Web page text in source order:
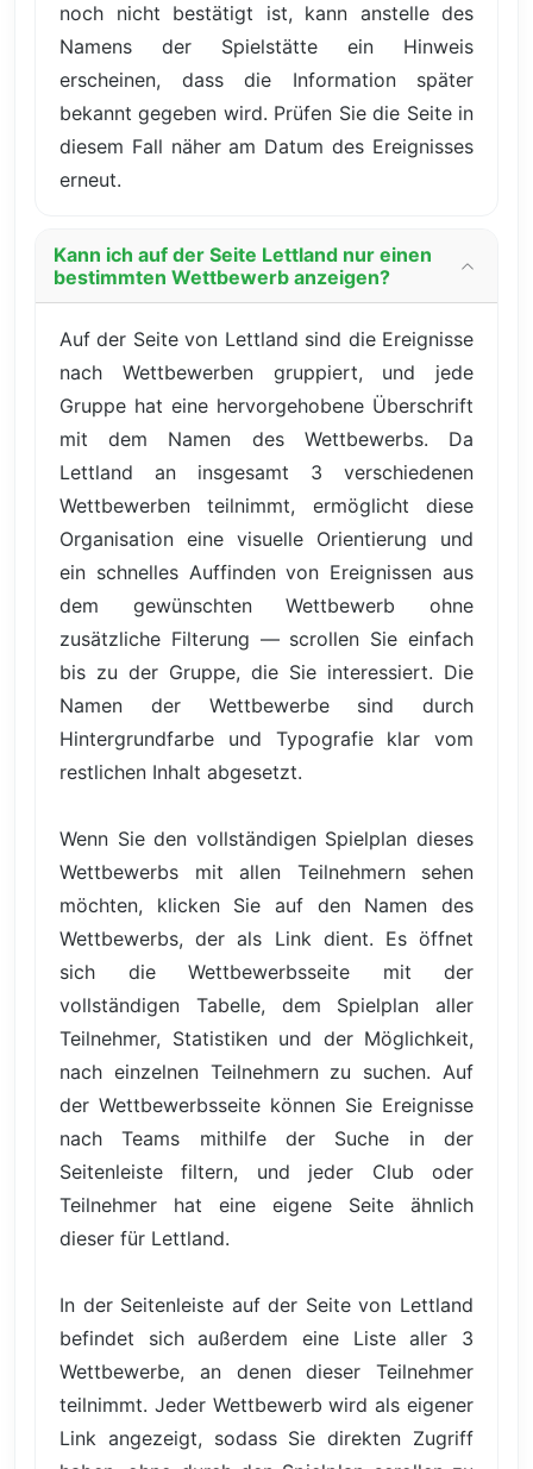
noch nicht bestätigt ist, kann anstelle des
Namens der Spielstätte ein Hinweis
erscheinen, dass die Information später
bekannt gegeben wird. Prüfen Sie die Seite in
diesem Fall näher am Datum des Ereignisses
erneut.
Kann ich auf der Seite Lettland nur einen
bestimmten Wettbewerb anzeigen?
Auf der Seite von Lettland sind die Ereignisse
nach Wettbewerben gruppiert, und jede
Gruppe hat eine hervorgehobene Überschrift
mit dem Namen des Wettbewerbs. Da
Lettland an insgesamt 3 verschiedenen
Wettbewerben teilnimmt, ermöglicht diese
Organisation eine visuelle Orientierung und
ein schnelles Auffinden von Ereignissen aus
dem gewünschten Wettbewerb ohne
zusätzliche Filterung — scrollen Sie einfach
bis zu der Gruppe, die Sie interessiert. Die
Namen der Wettbewerbe sind durch
Hintergrundfarbe und Typografie klar vom
restlichen Inhalt abgesetzt.
Wenn Sie den vollständigen Spielplan dieses
Wettbewerbs mit allen Teilnehmern sehen
möchten, klicken Sie auf den Namen des
Wettbewerbs, der als Link dient. Es öffnet
sich die Wettbewerbsseite mit der
vollständigen Tabelle, dem Spielplan aller
Teilnehmer, Statistiken und der Möglichkeit,
nach einzelnen Teilnehmern zu suchen. Auf
der Wettbewerbsseite können Sie Ereignisse
nach Teams mithilfe der Suche in der
Seitenleiste filtern, und jeder Club oder
Teilnehmer hat eine eigene Seite ähnlich
dieser für Lettland.
In der Seitenleiste auf der Seite von Lettland
befindet sich außerdem eine Liste aller 3
Wettbewerbe, an denen dieser Teilnehmer
teilnimmt. Jeder Wettbewerb wird als eigener
Link angezeigt, sodass Sie direkten Zugriff